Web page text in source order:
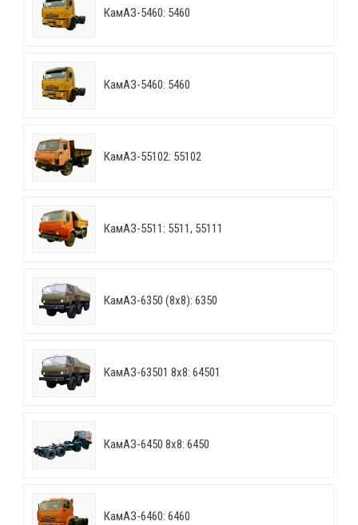
КамАЗ-5460: 5460
КамАЗ-5460: 5460
КамАЗ-55102: 55102
КамАЗ-5511: 5511, 55111
КамАЗ-6350 (8х8): 6350
КамАЗ-63501 8х8: 64501
КамАЗ-6450 8х8: 6450
КамАЗ-6460: 6460